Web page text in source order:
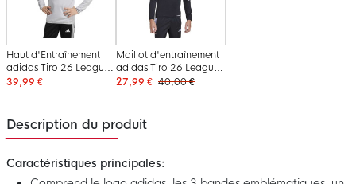
Haut d'Entraînement
adidas Tiro 26 League
pour Enfants, gris et
39,99 €
Maillot d'entraînement
adidas Tiro 26 League
pour Enfants, noir et
27,99 € 40,00 €
Description du produit
Caractéristiques principales: